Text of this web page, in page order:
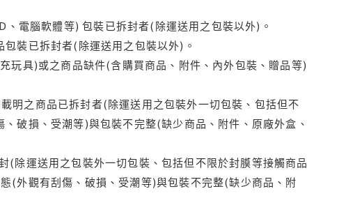
電腦軟體等) 包裝已拆封者(除運送用之包裝以外)。
裝已拆封者(除運送用之包裝以外)。
玩具)或之商品缺件(含購買商品、附件、內外包裝、贈品等)
明之商品已拆封者(除運送用之包裝外一切包裝、包括但不
破損、受潮等)與包裝不完整(缺少商品、附件、原廠外盒、
(除運送用之包裝外一切包裝、包括但不限於封膜等接觸商品
(外觀有刮傷、破損、受潮等)與包裝不完整(缺少商品、附